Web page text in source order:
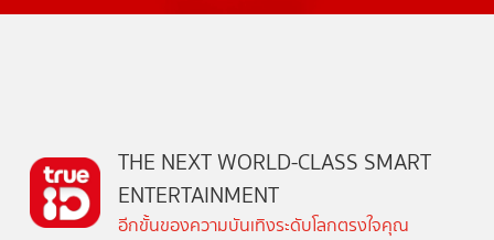
THE NEXT WORLD-CLASS SMART
ENTERTAINMENT
อีกขั้นของความบันเทิงระดับโลกตรงใจคุณ